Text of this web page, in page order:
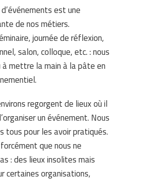
est une
de nos métiers.
journée de réflexion,
salon, colloque, etc. : nous
mettre la main à la pâte en
regorgent de lieux où il
un événement. Nous
tous pour les avoir pratiqués.
que nous ne
: des lieux insolites mais
certaines organisations,